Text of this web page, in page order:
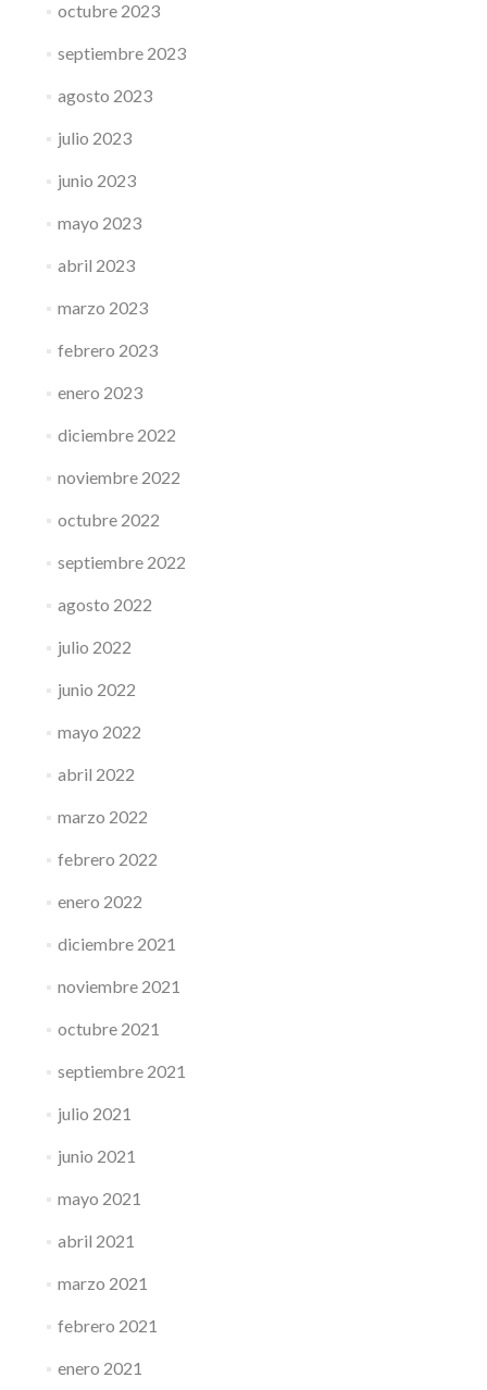
octubre 2023
septiembre 2023
agosto 2023
julio 2023
junio 2023
mayo 2023
abril 2023
marzo 2023
febrero 2023
enero 2023
diciembre 2022
noviembre 2022
octubre 2022
septiembre 2022
agosto 2022
julio 2022
junio 2022
mayo 2022
abril 2022
marzo 2022
febrero 2022
enero 2022
diciembre 2021
noviembre 2021
octubre 2021
septiembre 2021
julio 2021
junio 2021
mayo 2021
abril 2021
marzo 2021
febrero 2021
enero 2021